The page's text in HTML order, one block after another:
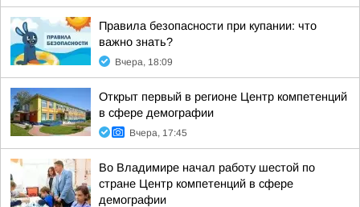
Правила безопасности при купании: что
важно знать?
Вчера, 18:09
Открыт первый в регионе Центр компетенций
в сфере демографии
Вчера, 17:45
Во Владимире начал работу шестой по
стране Центр компетенций в сфере
демографии